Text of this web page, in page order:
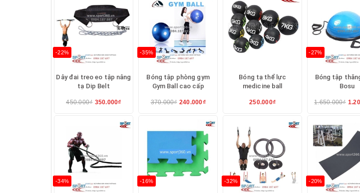
-22%
Dây đai treo eo tập nâng
tạ Dip Belt
450.000₫ 350.000₫
-35%
Bóng tập phòng gym
Gym Ball cao cấp
370.000₫ 240.000₫
Bóng tạ thể lực
medicine ball
250.000₫
-27%
Bóng tập
Bosu
1.650.000₫
-34% -16% -32% -20%